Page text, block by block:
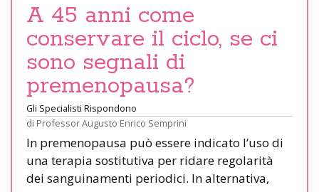
A 45 anni come
conservare il ciclo, se ci
sono segnali di
premenopausa?
Gli Specialisti Rispondono
di Professor Augusto Enrico Semprini
In premenopausa può essere indicato l’uso di
una terapia sostitutiva per ridare regolarità
dei sanguinamenti periodici. In alternativa,